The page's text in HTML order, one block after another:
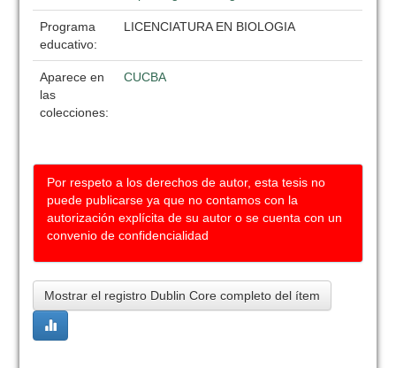
Programa
educativo:
LICENCIATURA EN BIOLOGIA
Aparece en
las
colecciones:
CUCBA
Por respeto a los derechos de autor, esta tesis no
puede publicarse ya que no contamos con la
autorización explícita de su autor o se cuenta con un
convenio de confidencialidad
Mostrar el registro Dublin Core completo del ítem